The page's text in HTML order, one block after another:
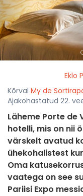
Eklo
Kõrval My de
Ajakohastatud 22.
Läheme Porte de
hotelli, mis on nii
värskelt avatud
ühekohalistest
Oma
vaatega on see
Pariisi Expo